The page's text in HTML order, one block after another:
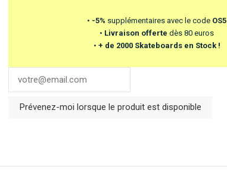
• -5% supplémentaires avec le code OS5
• Livraison offerte dès 80 euros
• + de 2000 Skateboards en Stock !
Prévenez-moi lorsque le produit est disponible